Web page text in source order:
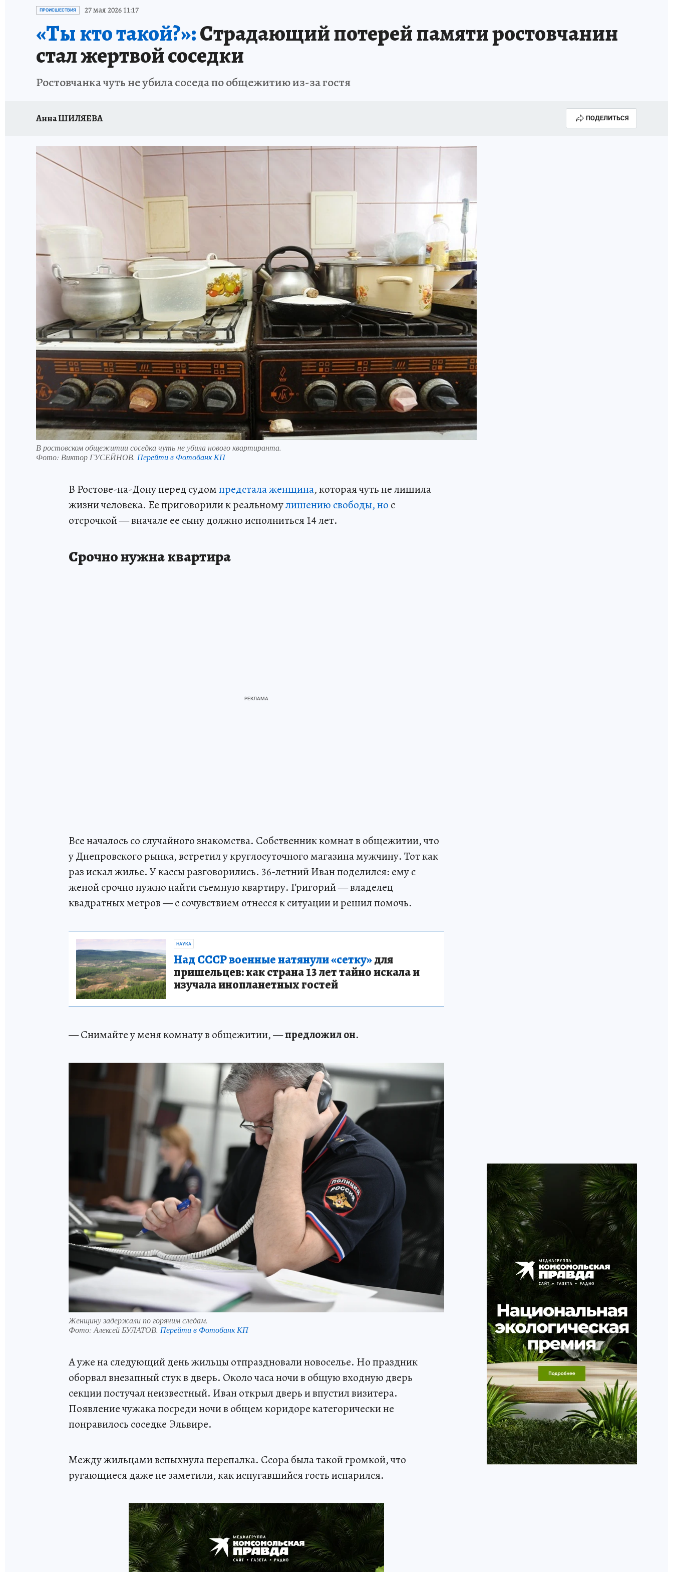
ЗАПОВЕДНАЯ РОССИЯ
ПРОИСШЕСТВИЯ 27 мая 2026 11:17
«Ты кто такой?»:Страдающий потерей памяти ростовчанин
стал жертвой соседки
Ростовчанка чуть не убила соседа по общежитию из-за гостя
Анна ШИЛЯЕВА ПОДЕЛИТЬСЯ
В ростовском общежитии соседка чуть не убила нового квартиранта.
Фото: Виктор ГУСЕЙНОВ. Перейти в Фотобанк КП
В Ростове-на-Дону перед судомпредстала женщина, которая чуть не лишила
жизни человека. Ее приговорили к реальномулишению свободы, но с
отсрочкой — вначале ее сыну должно исполниться 14 лет.
Срочно нужна квартира
Все началось со случайного знакомства. Собственник комнат в общежитии, что
у Днепровского рынка, встретил у круглосуточного магазина мужчину. Тот как
раз искал жилье. У кассы разговорились. 36-летний Иван поделился: ему с
женой срочно нужно найти съемную квартиру. Григорий — владелец
квадратных метров — с сочувствием отнесся к ситуации и решил помочь.
НАУКА
Над СССР военные натянули «сетку»для
пришельцев: как страна 13 лет тайно искала и
изучала инопланетных гостей
— Снимайте у меня комнату в общежитии, —предложил он.
Женщину задержали по горячим следам.
Фото: Алексей БУЛАТОВ. Перейти в Фотобанк КП
А уже на следующий день жильцы отпраздновали новоселье. Но праздник
оборвал внезапный стук в дверь. Около часа ночи в общую входную дверь
секции постучал неизвестный. Иван открыл дверь и впустил визитера.
Появление чужака посреди ночи в общем коридоре категорически не
понравилось соседке Эльвире.
Между жильцами вспыхнула перепалка. Ссора была такой громкой, что
ругающиеся даже не заметили, как испугавшийся гость испарился.